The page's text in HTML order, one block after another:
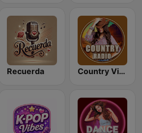
Recuerda Country Vibes